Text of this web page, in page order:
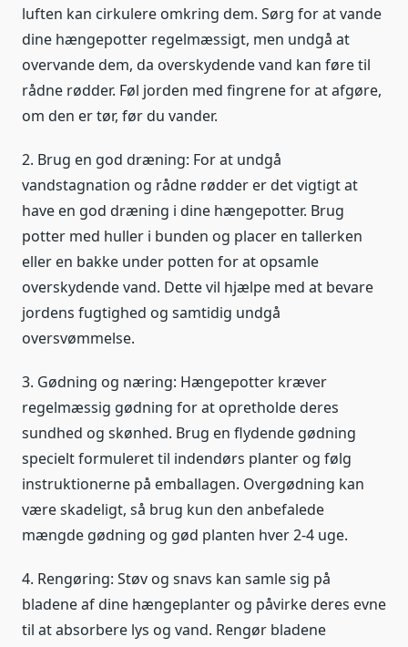
luften kan cirkulere omkring dem. Sørg for at vande
dine hængepotter regelmæssigt, men undgå at
overvande dem, da overskydende vand kan føre til
rådne rødder. Føl jorden med fingrene for at afgøre,
om den er tør, før du vander.
2. Brug en god dræning: For at undgå
vandstagnation og rådne rødder er det vigtigt at
have en god dræning i dine hængepotter. Brug
potter med huller i bunden og placer en tallerken
eller en bakke under potten for at opsamle
overskydende vand. Dette vil hjælpe med at bevare
jordens fugtighed og samtidig undgå
oversvømmelse.
3. Gødning og næring: Hængepotter kræver
regelmæssig gødning for at opretholde deres
sundhed og skønhed. Brug en flydende gødning
specielt formuleret til indendørs planter og følg
instruktionerne på emballagen. Overgødning kan
være skadeligt, så brug kun den anbefalede
mængde gødning og gød planten hver 2-4 uge.
4. Rengøring: Støv og snavs kan samle sig på
bladene af dine hængeplanter og påvirke deres evne
til at absorbere lys og vand. Rengør bladene